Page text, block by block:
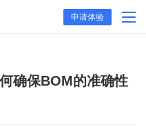
申请体验
确保BOM的准确性